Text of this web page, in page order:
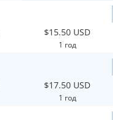
$15.50 USD
1 год
$17.50 USD
1 год